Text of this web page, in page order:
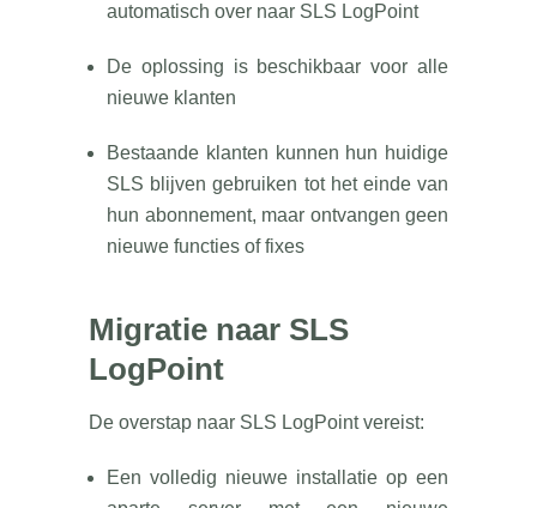
automatisch over naar SLS LogPoint
De oplossing is beschikbaar voor alle
nieuwe klanten
Bestaande klanten kunnen hun huidige
SLS blijven gebruiken tot het einde van
hun abonnement, maar ontvangen geen
nieuwe functies of fixes
Migratie naar SLS
LogPoint
De overstap naar SLS LogPoint vereist:
Een volledig nieuwe installatie op een